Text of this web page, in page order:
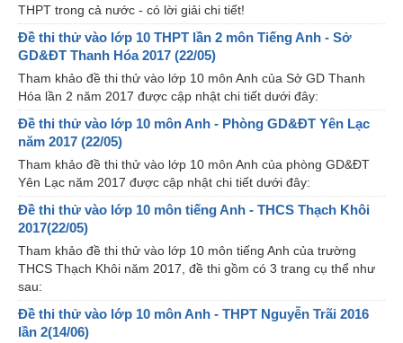
THPT trong cả nước - có lời giải chi tiết!
Đề thi thử vào lớp 10 THPT lần 2 môn Tiếng Anh - Sở
GD&ĐT Thanh Hóa 2017 (22/05)
Tham khảo đề thi thử vào lớp 10 môn Anh của Sở GD Thanh
Hóa lần 2 năm 2017 được cập nhật chi tiết dưới đây:
Đề thi thử vào lớp 10 môn Anh - Phòng GD&ĐT Yên Lạc
năm 2017 (22/05)
Tham khảo đề thi thử vào lớp 10 môn Anh của phòng GD&ĐT
Yên Lạc năm 2017 được cập nhật chi tiết dưới đây:
Đề thi thử vào lớp 10 môn tiếng Anh - THCS Thạch Khôi
2017(22/05)
Tham khảo đề thi thử vào lớp 10 môn tiếng Anh của trường
THCS Thạch Khôi năm 2017, đề thi gồm có 3 trang cụ thể như
sau:
Đề thi thử vào lớp 10 môn Anh - THPT Nguyễn Trãi 2016
lần 2(14/06)